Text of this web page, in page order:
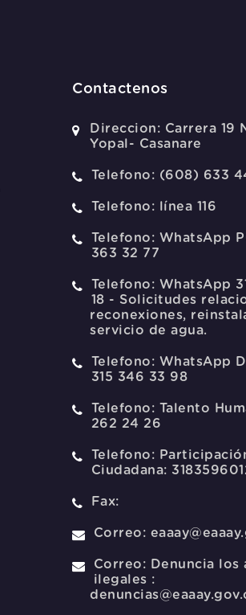
Contactenos
Direccion: Carrera 19
Yopal- Casanare
Telefono: (608) 633
Telefono: línea 116
Telefono: WhatsApp
363 32 77
Telefono: WhatsApp
18 - Solicitudes
reconexiones,
servicio de agua.
Telefono: WhatsApp
315 346 33 98
Telefono: Talento
262 24 26
Telefono:
Ciudadana:
Fax:
Correo:
Correo: Denuncia los
ilegales :